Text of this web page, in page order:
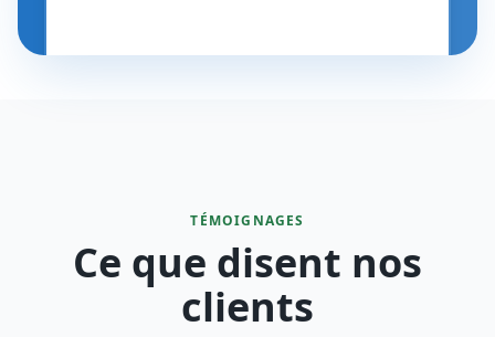
TÉMOIGNAGES
Ce que disent nos
clients